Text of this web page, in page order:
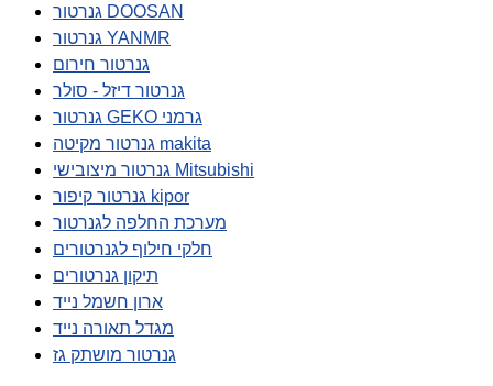
גנרטור DOOSAN
גנרטור YANMR
גנרטור חירום
גנרטור דיזל - סולר
גנרטור GEKO גרמני
גנרטור מקיטה makita
גנרטור מיצובישי Mitsubishi
גנרטור קיפור kipor
מערכת החלפה לגנרטור
חלקי חילוף לגנרטורים
תיקון גנרטורים
ארון חשמל נייד
מגדל תאורה נייד
גנרטור מושתק גז